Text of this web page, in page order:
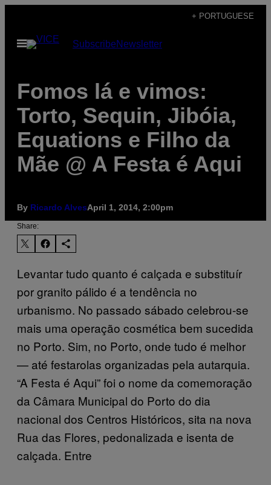
content
+ PORTUGUESE
Open
Menu
SubscribeNewsletter
Fomos lá e vimos:
Torto, Sequin, Jibóia,
Equations e Filho da
Mãe @ A Festa é Aqui
By Ricardo AlvesApril 1, 2014, 2:00pm
Share:
Levantar tudo quanto é calçada e substituír
por granito pálido é a tendência no
urbanismo. No passado sábado celebrou-se
mais uma operação cosmética bem sucedida
no Porto. Sim, no Porto, onde tudo é melhor
— até festarolas organizadas pela autarquia.
“A Festa é Aqui” foi o nome da comemoração
da Câmara Municipal do Porto do dia
nacional dos Centros Históricos, sita na nova
Rua das Flores, pedonalizada e isenta de
calçada. Entre